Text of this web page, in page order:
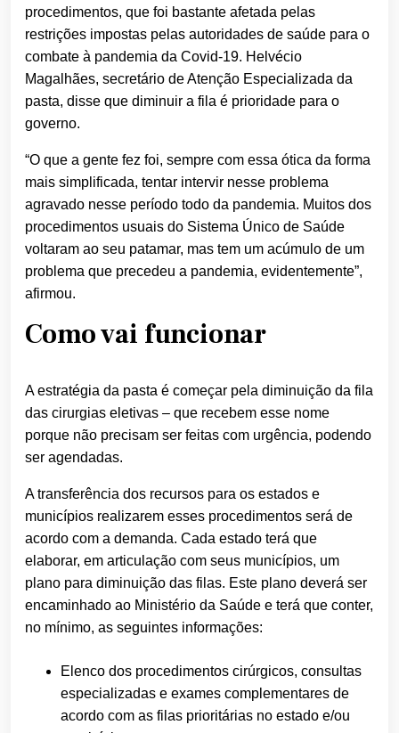
procedimentos, que foi bastante afetada pelas
restrições impostas pelas autoridades de saúde para o
combate à pandemia da Covid-19. Helvécio
Magalhães, secretário de Atenção Especializada da
pasta, disse que diminuir a fila é prioridade para o
governo.
“O que a gente fez foi, sempre com essa ótica da forma
mais simplificada, tentar intervir nesse problema
agravado nesse período todo da pandemia. Muitos dos
procedimentos usuais do Sistema Único de Saúde
voltaram ao seu patamar, mas tem um acúmulo de um
problema que precedeu a pandemia, evidentemente”,
afirmou.
Como vai funcionar
A estratégia da pasta é começar pela diminuição da fila
das cirurgias eletivas – que recebem esse nome
porque não precisam ser feitas com urgência, podendo
ser agendadas.
A transferência dos recursos para os estados e
municípios realizarem esses procedimentos será de
acordo com a demanda. Cada estado terá que
elaborar, em articulação com seus municípios, um
plano para diminuição das filas. Este plano deverá ser
encaminhado ao Ministério da Saúde e terá que conter,
no mínimo, as seguintes informações:
Elenco dos procedimentos cirúrgicos, consultas
especializadas e exames complementares de
acordo com as filas prioritárias no estado e/ou